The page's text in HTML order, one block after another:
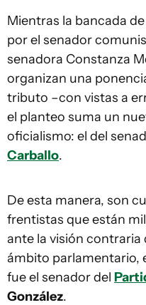
Mientras la bancada
por el senador
senadora Constanza
organizan una
tributo –con vistas a
el planteo suma un
oficialismo: el del
Carballo.
De esta manera, son
frentistas que están
ante la visión contraria
ámbito parlamentario,
fue el senador del
González.